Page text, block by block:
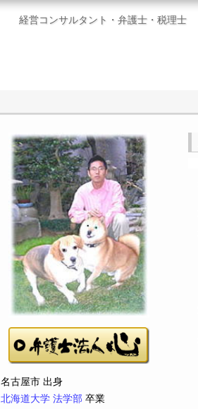
経営コンサルタント・弁護士・税理士
名古屋市 出身
北海道大学 法学部 卒業